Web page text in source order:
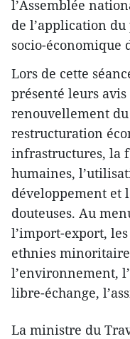
l’Assemblée
de l’application
socio-économique
Lors de cette
présenté leurs
renouvellement
restructuration
infrastructures, la
humaines,
développement et
douteuses. Au
l’import-export,
ethnies
l’environnement,
libre-échange,
La ministre du